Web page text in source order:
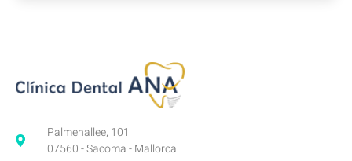
Palmenallee, 101
07560 - Sacoma - Mallorca